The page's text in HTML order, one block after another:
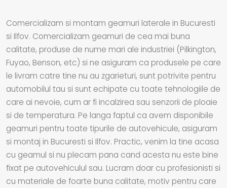
Comercializam si montam geamuri laterale in Bucuresti
si Ilfov. Comercializam geamuri de cea mai buna
calitate, produse de nume mari ale industriei (Pilkington,
Fuyao, Benson, etc) si ne asiguram ca produsele pe care
le livram catre tine nu au zgarieturi, sunt potrivite pentru
automobilul tau si sunt echipate cu toate tehnologiile de
care ai nevoie, cum ar fi incalzirea sau senzorii de ploaie
si de temperatura. Pe langa faptul ca avem disponibile
geamuri pentru toate tipurile de autovehicule, asiguram
si montaj in Bucuresti si Ilfov. Practic, venim la tine acasa
cu geamul si nu plecam pana cand acesta nu este bine
fixat pe autovehiculul sau. Lucram doar cu profesionisti si
cu materiale de foarte buna calitate, motiv pentru care